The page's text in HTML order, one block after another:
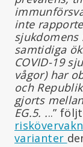
inte
sjukdomens
samtidiga
COVID-19
vågor) har
och
gjorts
EG.5. ...”
varianter